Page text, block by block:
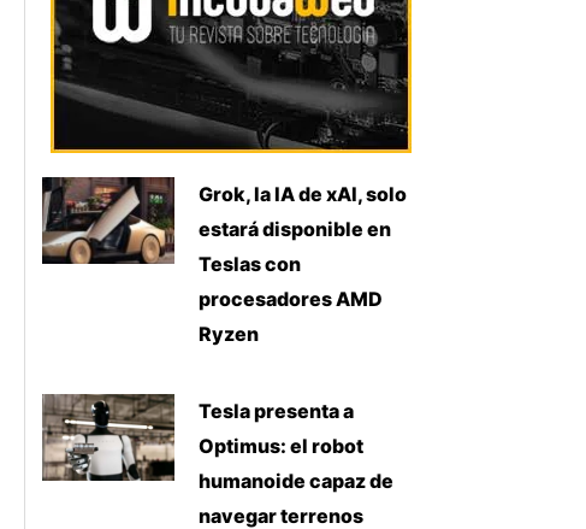
Grok, la IA de xAI, solo
estará disponible en
Teslas con
procesadores AMD
Ryzen
Tesla presenta a
Optimus: el robot
humanoide capaz de
navegar terrenos